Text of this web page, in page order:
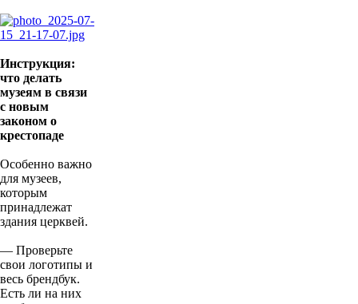
Инструкция:
что делать
музеям в связи
с новым
законом о
крестопаде
Особенно важно
для музеев,
которым
принадлежат
здания церквей.
— Проверьте
свои логотипы и
весь брендбук.
Есть ли на них